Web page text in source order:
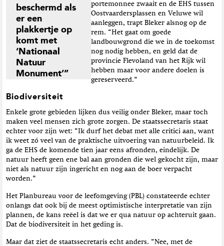
beschermd als
er een
plakkertje op
komt met
‘Nationaal
Natuur
Monument’”
portemonnee zwaait en de EHS tussen
Oostvaardersplassen en Veluwe wil
aanleggen, trapt Bleker alsnog op de
rem. “Het gaat om goede
landbouwgrond die we in de toekomst
nog nodig hebben, en geld dat de
provincie Flevoland van het Rijk wil
hebben maar voor andere doelen is
gereserveerd.”
Biodiversiteit
Enkele grote gebieden lijken dus veilig onder Bleker, maar toch
maken veel mensen zich grote zorgen. De staatssecretaris staat
echter voor zijn wet: “Ik durf het debat met alle critici aan, want
ik weet zó veel van de praktische uitvoering van natuurbeleid. Ik
ga de EHS de komende tien jaar eens afronden, eindelijk. De
natuur heeft geen ene bal aan gronden die wel gekocht zijn, maar
niet als natuur zijn ingericht en nog aan de boer verpacht
worden.”
Het Planbureau voor de leefomgeving (PBL) constateerde echter
onlangs dat ook bij de meest optimistische interpretatie van zijn
plannen, de kans reëel is dat we er qua natuur op achteruit gaan.
Dat de biodiversiteit in het geding is.
Maar dat ziet de staatssecretaris echt anders. “Nee, met de